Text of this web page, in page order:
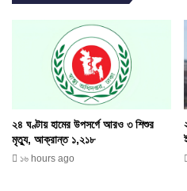
২৪ ঘণ্টায় হামের উপসর্গে আরও ৩ শিশুর
মৃত্যু, আক্রান্ত ১,২১৮
১৬ hours ago